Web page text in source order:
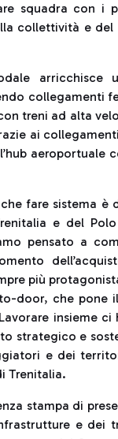
squadra con i
collettività e
arricchisce
collegamenti
treni ad alta
ai
aeroportuale
fare sistema è
e del
pensato a
più
door, che pone
insieme
strategico e
e dei
Trenitalia.
stampa di
e dei